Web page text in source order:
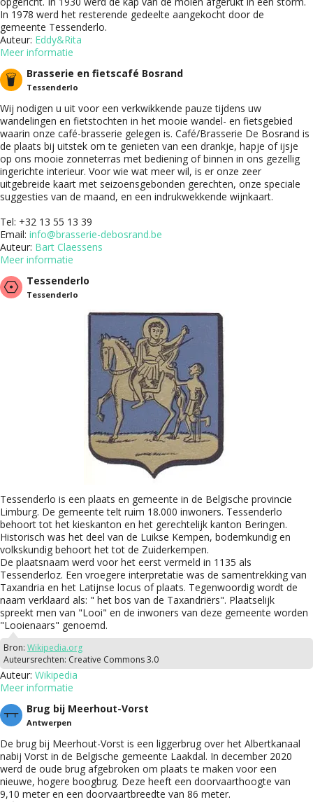
In 1978 werd het resterende gedeelte aangekocht door de
gemeente Tessenderlo.
Auteur: Eddy&Rita
Meer informatie
Brasserie en fietscafé Bosrand
Tessenderlo
Wij nodigen u uit voor een verkwikkende pauze tijdens uw
wandelingen en fietstochten in het mooie wandel- en fietsgebied
waarin onze café-brasserie gelegen is. Café/Brasserie De Bosrand is
de plaats bij uitstek om te genieten van een drankje, hapje of ijsje
op ons mooie zonneterras met bediening of binnen in ons gezellig
ingerichte interieur. Voor wie wat meer wil, is er onze zeer
uitgebreide kaart met seizoensgebonden gerechten, onze speciale
suggesties van de maand, en een indrukwekkende wijnkaart.
Tel: +32 13 55 13 39
Email: info@brasserie-debosrand.be
Auteur: Bart Claessens
Meer informatie
Tessenderlo
Tessenderlo
Tessenderlo is een plaats en gemeente in de Belgische provincie
Limburg. De gemeente telt ruim 18.000 inwoners. Tessenderlo
behoort tot het kieskanton en het gerechtelijk kanton Beringen.
Historisch was het deel van de Luikse Kempen, bodemkundig en
volkskundig behoort het tot de Zuiderkempen.
De plaatsnaam werd voor het eerst vermeld in 1135 als
Tessenderloz. Een vroegere interpretatie was de samentrekking van
Taxandria en het Latijnse locus of plaats. Tegenwoordig wordt de
naam verklaard als: " het bos van de Taxandriërs". Plaatselijk
spreekt men van "Looi" en de inwoners van deze gemeente worden
"Looienaars" genoemd.
Bron: Wikipedia.org
Auteursrechten: Creative Commons 3.0
Auteur: Wikipedia
Meer informatie
Brug bij Meerhout-Vorst
Antwerpen
De brug bij Meerhout-Vorst is een liggerbrug over het Albertkanaal
nabij Vorst in de Belgische gemeente Laakdal. In december 2020
werd de oude brug afgebroken om plaats te maken voor een
nieuwe, hogere boogbrug. Deze heeft een doorvaarthoogte van
9,10 meter en een doorvaartbreedte van 86 meter.